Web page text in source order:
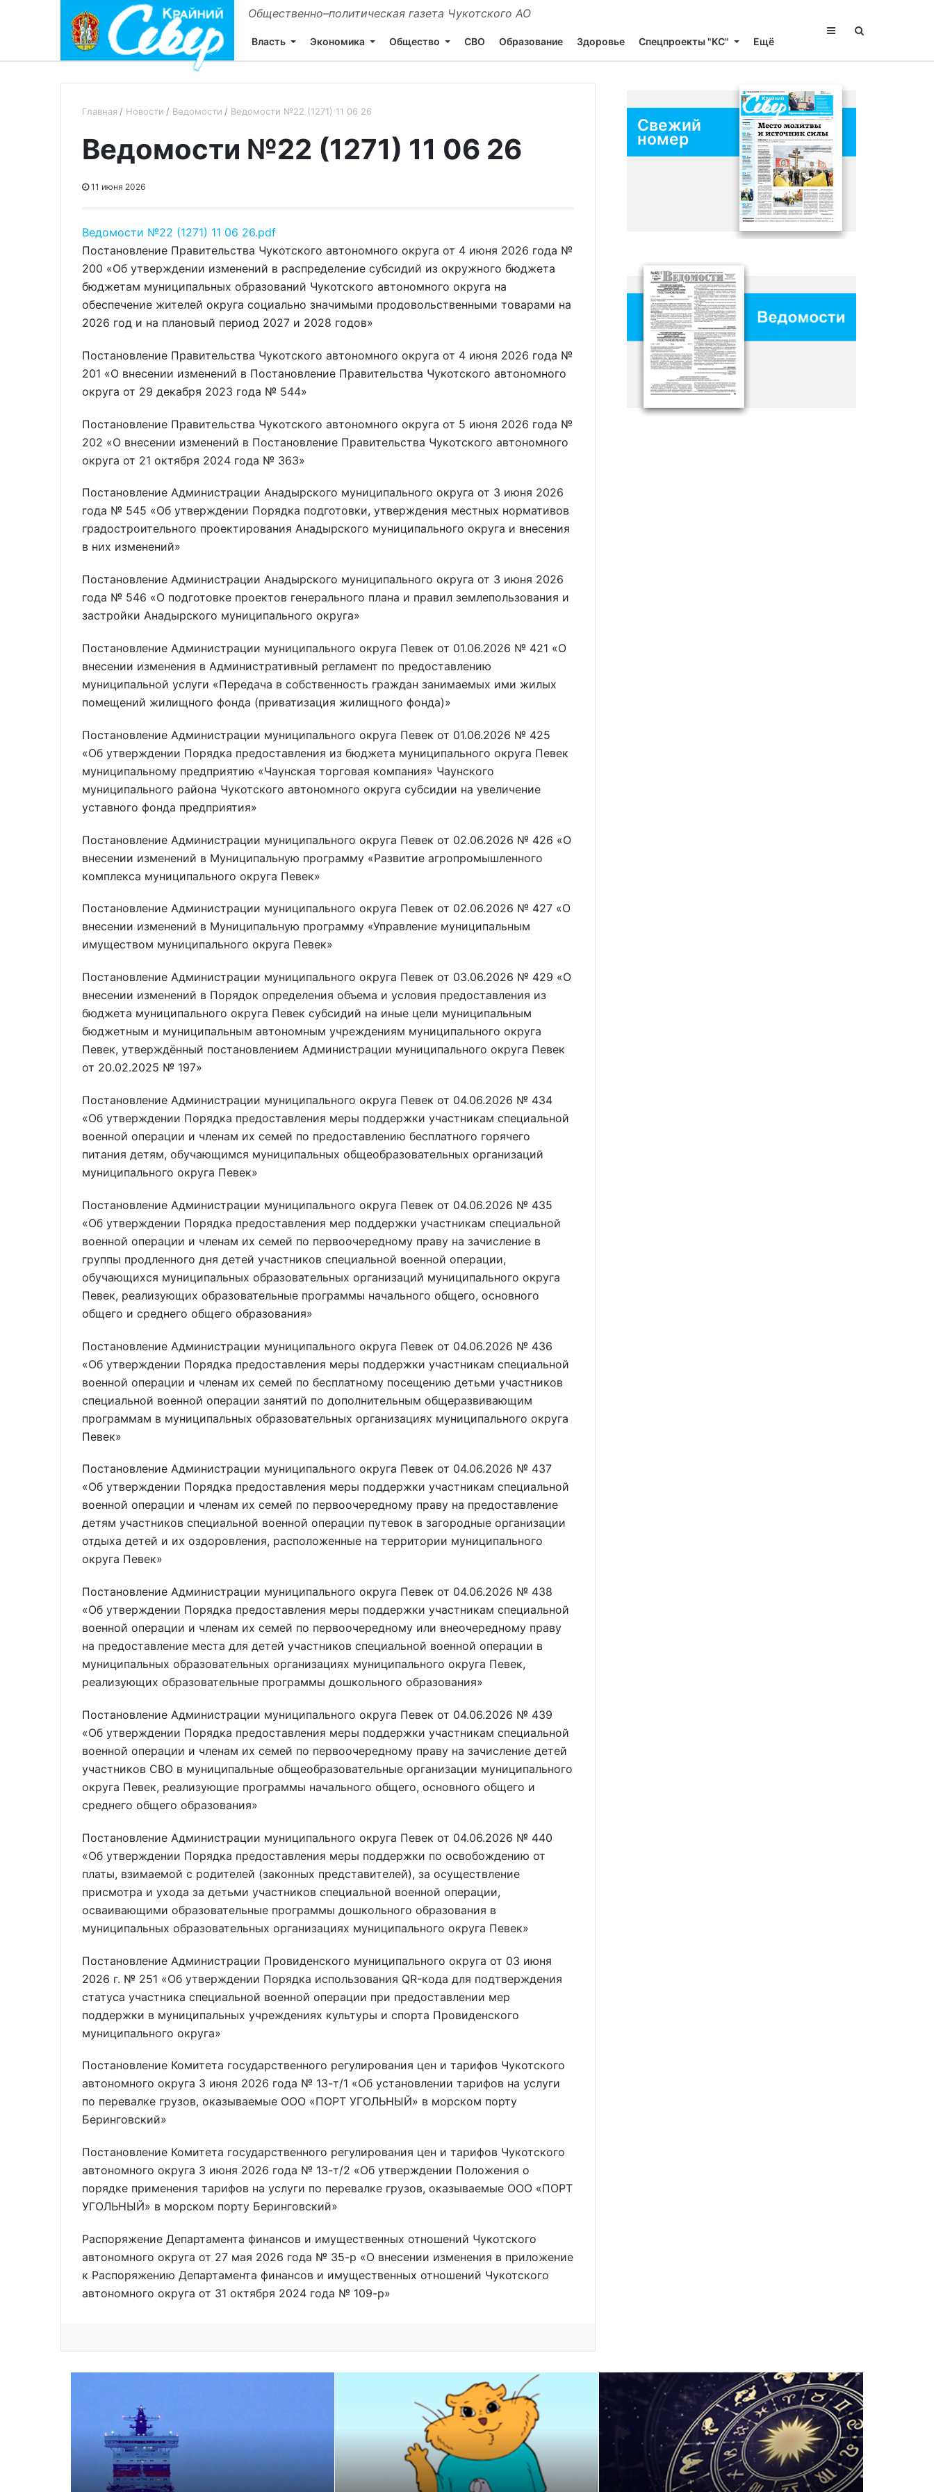
Общественно–политическая газета Чукотского АО
Власть Экономика Общество СВО Образование Здоровье Спецпроекты "КС" Ещё
Главная Новости Ведомости Ведомости №22 (1271) 11 06 26
Ведомости №22 (1271) 11 06 26
11 июня 2026
Ведомости №22 (1271) 11 06 26.pdf
Постановление Правительства Чукотского автономного округа от 4 июня 2026 года №
200 «Об утверждении изменений в распределение субсидий из окружного бюджета
бюджетам муниципальных образований Чукотского автономного округа на
обеспечение жителей округа социально значимыми продовольственными товарами на
2026 год и на плановый период 2027 и 2028 годов»
Постановление Правительства Чукотского автономного округа от 4 июня 2026 года №
201 «О внесении изменений в Постановление Правительства Чукотского автономного
округа от 29 декабря 2023 года № 544»
Постановление Правительства Чукотского автономного округа от 5 июня 2026 года №
202 «О внесении изменений в Постановление Правительства Чукотского автономного
округа от 21 октября 2024 года № 363»
Постановление Администрации Анадырского муниципального округа от 3 июня 2026
года № 545 «Об утверждении Порядка подготовки, утверждения местных нормативов
градостроительного проектирования Анадырского муниципального округа и внесения
в них изменений»
Постановление Администрации Анадырского муниципального округа от 3 июня 2026
года № 546 «О подготовке проектов генерального плана и правил землепользования и
застройки Анадырского муниципального округа»
Постановление Администрации муниципального округа Певек от 01.06.2026 № 421 «О
внесении изменения в Административный регламент по предоставлению
муниципальной услуги «Передача в собственность граждан занимаемых ими жилых
помещений жилищного фонда (приватизация жилищного фонда)»
Постановление Администрации муниципального округа Певек от 01.06.2026 № 425
«Об утверждении Порядка предоставления из бюджета муниципального округа Певек
муниципальному предприятию «Чаунская торговая компания» Чаунского
муниципального района Чукотского автономного округа субсидии на увеличение
уставного фонда предприятия»
Постановление Администрации муниципального округа Певек от 02.06.2026 № 426 «О
внесении изменений в Муниципальную программу «Развитие агропромышленного
комплекса муниципального округа Певек»
Постановление Администрации муниципального округа Певек от 02.06.2026 № 427 «О
внесении изменений в Муниципальную программу «Управление муниципальным
имуществом муниципального округа Певек»
Постановление Администрации муниципального округа Певек от 03.06.2026 № 429 «О
внесении изменений в Порядок определения объема и условия предоставления из
бюджета муниципального округа Певек субсидий на иные цели муниципальным
бюджетным и муниципальным автономным учреждениям муниципального округа
Певек, утверждённый постановлением Администрации муниципального округа Певек
от 20.02.2025 № 197»
Постановление Администрации муниципального округа Певек от 04.06.2026 № 434
«Об утверждении Порядка предоставления меры поддержки участникам специальной
военной операции и членам их семей по предоставлению бесплатного горячего
питания детям, обучающимся муниципальных общеобразовательных организаций
муниципального округа Певек»
Постановление Администрации муниципального округа Певек от 04.06.2026 № 435
«Об утверждении Порядка предоставления мер поддержки участникам специальной
военной операции и членам их семей по первоочередному праву на зачисление в
группы продленного дня детей участников специальной военной операции,
обучающихся муниципальных образовательных организаций муниципального округа
Певек, реализующих образовательные программы начального общего, основного
общего и среднего общего образования»
Постановление Администрации муниципального округа Певек от 04.06.2026 № 436
«Об утверждении Порядка предоставления меры поддержки участникам специальной
военной операции и членам их семей по бесплатному посещению детьми участников
специальной военной операции занятий по дополнительным общеразвивающим
программам в муниципальных образовательных организациях муниципального округа
Певек»
Постановление Администрации муниципального округа Певек от 04.06.2026 № 437
«Об утверждении Порядка предоставления меры поддержки участникам специальной
военной операции и членам их семей по первоочередному праву на предоставление
детям участников специальной военной операции путевок в загородные организации
отдыха детей и их оздоровления, расположенные на территории муниципального
округа Певек»
Постановление Администрации муниципального округа Певек от 04.06.2026 № 438
«Об утверждении Порядка предоставления меры поддержки участникам специальной
военной операции и членам их семей по первоочередному или внеочередному праву
на предоставление места для детей участников специальной военной операции в
муниципальных образовательных организациях муниципального округа Певек,
реализующих образовательные программы дошкольного образования»
Постановление Администрации муниципального округа Певек от 04.06.2026 № 439
«Об утверждении Порядка предоставления меры поддержки участникам специальной
военной операции и членам их семей по первоочередному праву на зачисление детей
участников СВО в муниципальные общеобразовательные организации муниципального
округа Певек, реализующие программы начального общего, основного общего и
среднего общего образования»
Постановление Администрации муниципального округа Певек от 04.06.2026 № 440
«Об утверждении Порядка предоставления меры поддержки по освобождению от
платы, взимаемой с родителей (законных представителей), за осуществление
присмотра и ухода за детьми участников специальной военной операции,
осваивающими образовательные программы дошкольного образования в
муниципальных образовательных организациях муниципального округа Певек»
Постановление Администрации Провиденского муниципального округа от 03 июня
2026 г. № 251 «Об утверждении Порядка использования QR-кода для подтверждения
статуса участника специальной военной операции при предоставлении мер
поддержки в муниципальных учреждениях культуры и спорта Провиденского
муниципального округа»
Постановление Комитета государственного регулирования цен и тарифов Чукотского
автономного округа 3 июня 2026 года № 13-т/1 «Об установлении тарифов на услуги
по перевалке грузов, оказываемые ООО «ПОРТ УГОЛЬНЫЙ» в морском порту
Беринговский»
Постановление Комитета государственного регулирования цен и тарифов Чукотского
автономного округа 3 июня 2026 года № 13-т/2 «Об утверждении Положения о
порядке применения тарифов на услуги по перевалке грузов, оказываемые ООО «ПОРТ
УГОЛЬНЫЙ» в морском порту Беринговский»
Распоряжение Департамента финансов и имущественных отношений Чукотского
автономного округа от 27 мая 2026 года № 35-р «О внесении изменения в приложение
к Распоряжению Департамента финансов и имущественных отношений Чукотского
автономного округа от 31 октября 2024 года № 109-р»
Свежий
номер